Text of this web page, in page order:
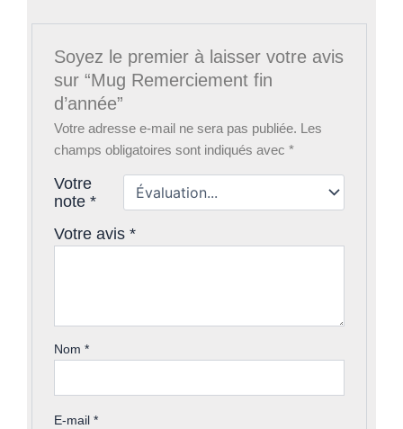
Soyez le premier à laisser votre avis
sur “Mug Remerciement fin
d’année”
Votre adresse e-mail ne sera pas publiée.
Les
champs obligatoires sont indiqués avec*
Votre
note*
Votre avis*
Nom*
E-mail*